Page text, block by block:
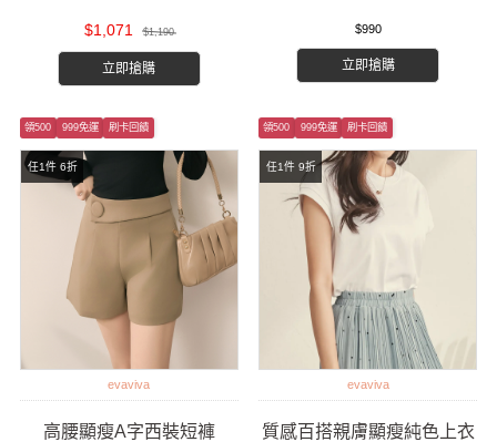
$1,071 $1,190
立即搶購
$990
立即搶購
任1件 6折
領500 999免運 刷卡回饋
evaviva
高腰顯瘦A字西裝短褲
任1件 9折
領500 999免運 刷卡回饋
evaviva
質感百搭親膚顯瘦純色上衣